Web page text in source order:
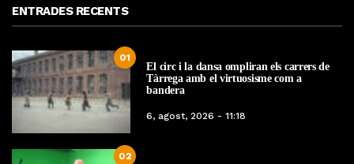
ENTRADES RECENTS
01
El circ i la dansa ompliran els carrers de
Tàrrega amb el virtuosisme com a
bandera
6, agost, 2026 - 11:18
02